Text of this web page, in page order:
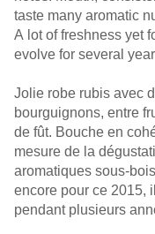
taste many aromatic
A lot of freshness yet
evolve for several
Jolie robe rubis avec
bourguignons, entre
de fût. Bouche en
mesure de la
aromatiques sous-
encore pour ce 2015,
pendant plusieurs